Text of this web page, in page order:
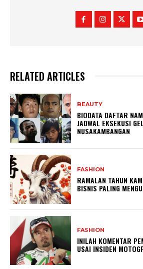
RELATED ARTICLES
BEAUTY
BIODATA DAFTAR
JADWAL EKSEKUSI
NUSAKAMBANGAN
FASHION
RAMALAN TAHUN
BISNIS PALING
FASHION
INILAH KOMENTAR
USAI INSIDEN